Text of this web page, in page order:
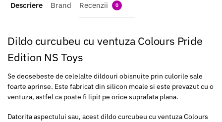
Descriere Brand Recenzii 0
Dildo curcubeu cu ventuza Colours Pride
Edition NS Toys
Se deosebeste de celelalte dildouri obisnuite prin culorile sale
foarte aprinse. Este fabricat din silicon moale si este prevazut cu o
ventuza, astfel ca poate fi lipit pe orice suprafata plana.
Datorita aspectului sau, acest dildo curcubeu cu ventuza Colours